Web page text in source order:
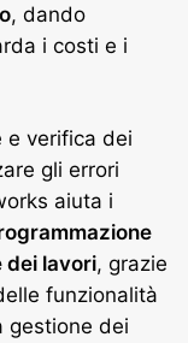
, dando
i costi e i
e verifica dei
gli errori
aiuta i
dei lavori, grazie
funzionalità
gestione dei